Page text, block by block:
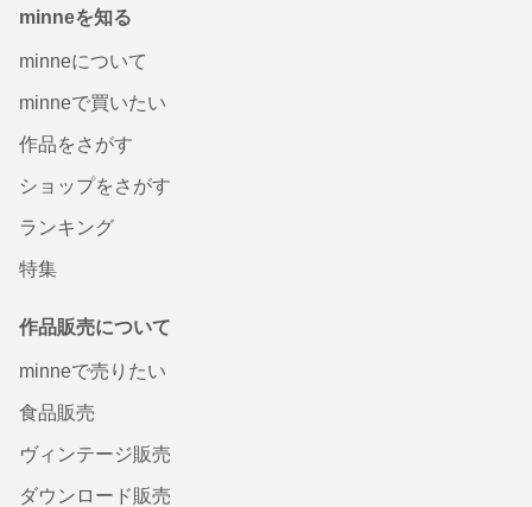
minneを知る
minneについて
minneで買いたい
作品をさがす
ショップをさがす
ランキング
特集
作品販売について
minneで売りたい
食品販売
ヴィンテージ販売
ダウンロード販売